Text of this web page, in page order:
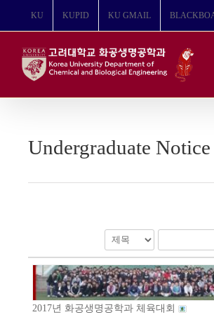
뛰
KU KUPID KU GMAIL
Undergraduate Notice
2017년 화공생명공학과 체육대회